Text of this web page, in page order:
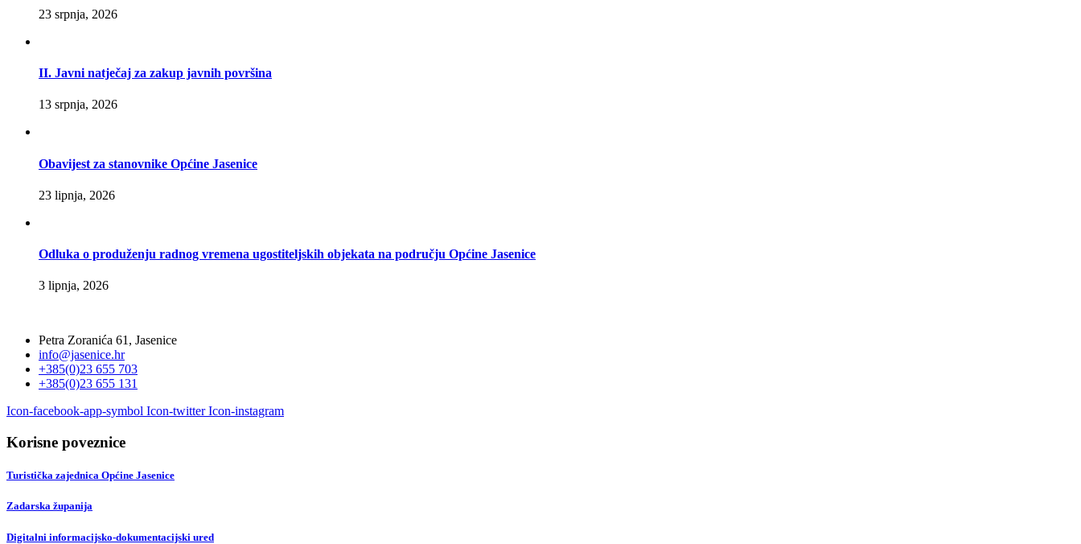
23 srpnja, 2026
II. Javni natječaj za zakup javnih površina
13 srpnja, 2026
Obavijest za stanovnike Općine Jasenice
23 lipnja, 2026
Odluka o produženju radnog vremena ugostiteljskih objekata na području Općine Jasenice
3 lipnja, 2026
Petra Zoranića 61, Jasenice
info@jasenice.hr
+385(0)23 655 703
+385(0)23 655 131
Icon-facebook-app-symbol Icon-twitter Icon-instagram
Korisne poveznice
Turistička zajednica Općine Jasenice
Zadarska županija
Digitalni informacijsko-dokumentacijski ured